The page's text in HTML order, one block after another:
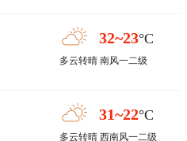
32~23°C
多云转晴 南风一二级
31~22°C
多云转晴 西南风一二级